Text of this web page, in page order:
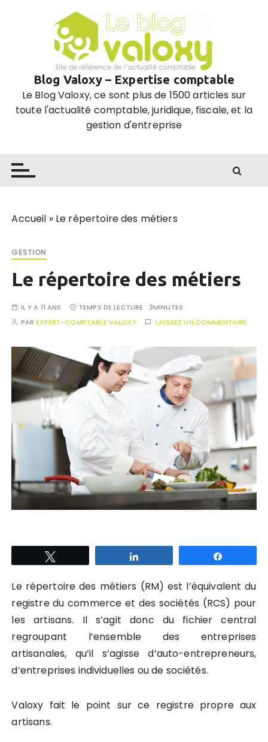
Blog Valoxy – Expertise comptable
Le Blog Valoxy, ce sont plus de 1500 articles sur
toute l'actualité comptable, juridique, fiscale, et la
gestion d'entreprise
Accueil » Le répertoire des métiers
GESTION
Le répertoire des métiers
IL Y A 11 ANS TEMPS DE LECTURE : 3MINUTES
PAREXPERT-COMPTABLE VALOXY LAISSEZ UN COMMENTAIRE
Le répertoire des métiers (RM) est l’équivalent du
registre du commerce et des sociétés (RCS) pour
les artisans. Il s’agit donc du fichier central
regroupant l’ensemble des entreprises
artisanales, qu’il s’agisse d’auto-entrepreneurs,
d’entreprises individuelles ou de sociétés.
Valoxy fait le point sur ce registre propre aux
artisans.